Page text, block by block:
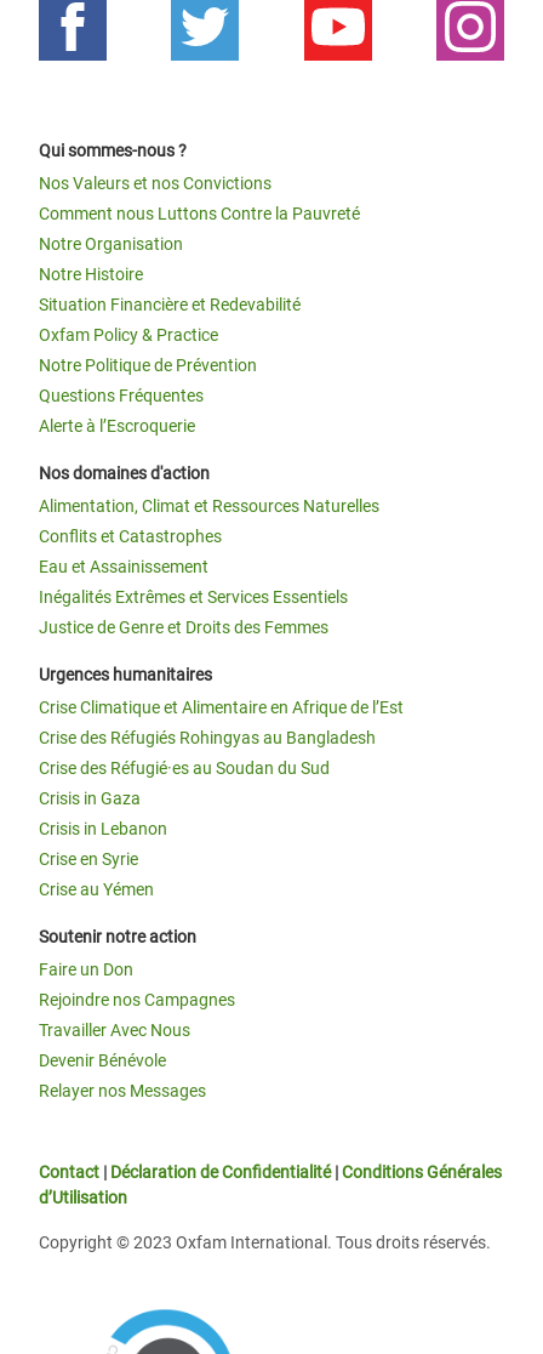
Qui sommes-nous ?
Nos Valeurs et nos Convictions
Comment nous Luttons Contre la Pauvreté
Notre Organisation
Notre Histoire
Situation Financière et Redevabilité
Oxfam Policy & Practice
Notre Politique de Prévention
Questions Fréquentes
Alerte à l’Escroquerie
Nos domaines d'action
Alimentation, Climat et Ressources Naturelles
Conflits et Catastrophes
Eau et Assainissement
Inégalités Extrêmes et Services Essentiels
Justice de Genre et Droits des Femmes
Urgences humanitaires
Crise Climatique et Alimentaire en Afrique de l’Est
Crise des Réfugiés Rohingyas au Bangladesh
Crise des Réfugié·es au Soudan du Sud
Crisis in Gaza
Crisis in Lebanon
Crise en Syrie
Crise au Yémen
Soutenir notre action
Faire un Don
Rejoindre nos Campagnes
Travailler Avec Nous
Devenir Bénévole
Relayer nos Messages
Contact | Déclaration de Confidentialité|Conditions Générales
d’Utilisation
Copyright © 2023 Oxfam International. Tous droits réservés.